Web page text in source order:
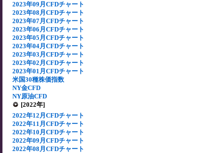
2023年09月CFDチャート
2023年08月CFDチャート
2023年07月CFDチャート
2023年06月CFDチャート
2023年05月CFDチャート
2023年04月CFDチャート
2023年03月CFDチャート
2023年02月CFDチャート
2023年01月CFDチャート
米国30種株価指数
NY金CFD
NY原油CFD
[2022年]
2022年12月CFDチャート
2022年11月CFDチャート
2022年10月CFDチャート
2022年09月CFDチャート
2022年08月CFDチャート